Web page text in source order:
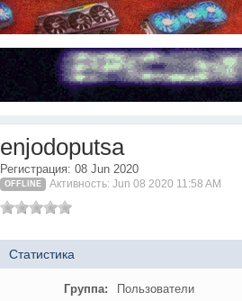
enjodoputsa
Регистрация: 08 Jun 2020
OFFLINE Активность: Jun 08 2020 11:58 AM
Статистика
Группа:
Пользователи